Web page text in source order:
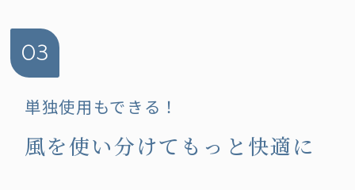
03
単独使用もできる！
風を使い分けてもっと快適に